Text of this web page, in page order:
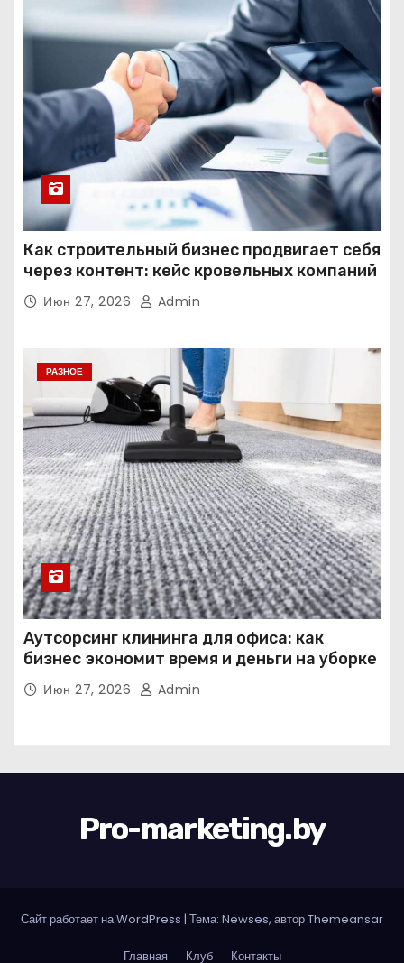
Как строительный бизнес продвигает себя
через контент: кейс кровельных компаний
Июн 27, 2026 Admin
РАЗНОЕ
Аутсорсинг клининга для офиса: как
бизнес экономит время и деньги на уборке
Июн 27, 2026 Admin
Pro-marketing.by
Сайт работает на WordPress | Тема: Newses, авторThemeansar
Главная Клуб Контакты